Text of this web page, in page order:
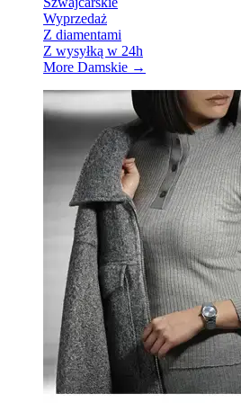
Wyprzedaż
Z diamentami
Z wysyłką w 24h
More Damskie →